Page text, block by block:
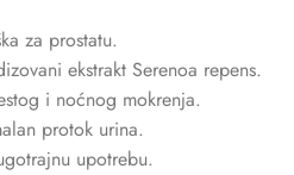
za prostatu.
ekstrakt Serenoa repens.
i noćnog mokrenja.
protok urina.
upotrebu.